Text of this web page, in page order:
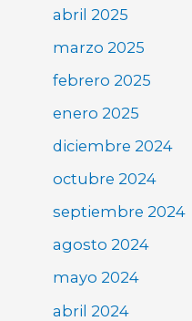
abril 2025
marzo 2025
febrero 2025
enero 2025
diciembre 2024
octubre 2024
septiembre 2024
agosto 2024
mayo 2024
abril 2024